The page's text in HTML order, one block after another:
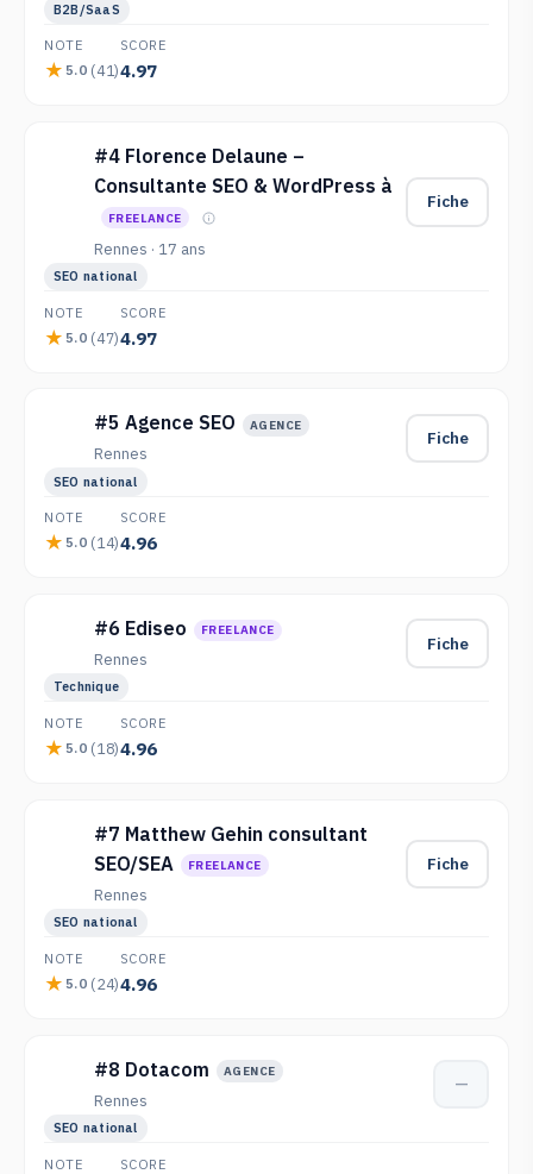
B2B/SaaS
NOTE
5.0 (41)
SCORE
4.97
#4 Florence Delaune –
Consultante SEO & WordPress à
FREELANCE
Rennes · 17 ans
Fiche
SEO national
NOTE
5.0 (47)
SCORE
4.97
#5 Agence SEO AGENCE
Rennes
Fiche
SEO national
NOTE
5.0 (14)
SCORE
4.96
#6 Ediseo FREELANCE
Rennes
Fiche
Technique
NOTE
5.0 (18)
SCORE
4.96
#7 Matthew Gehin consultant
SEO/SEA
FREELANCE
Rennes
Fiche
SEO national
NOTE
5.0 (24)
SCORE
4.96
#8 Dotacom AGENCE
Rennes
—
SEO national
NOTE
SCORE